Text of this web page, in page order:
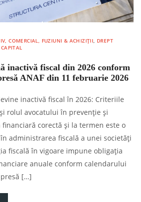
COMERCIAL, FUZIUNI & ACHIZIȚII, DREPT
inactivă fiscal din 2026 conform
ANAF din 11 februarie 2026
inactivă fiscal în 2026: Criteriile
rolul avocatului în prevenție și
corectă și la termen este o
administrarea fiscală a unei societăți
fiscală în vigoare impune obligația
anuale conform calendarului
[…]